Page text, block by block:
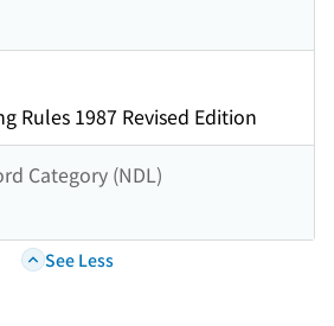
Rules 1987 Revised Edition
Category (NDL)
See Less